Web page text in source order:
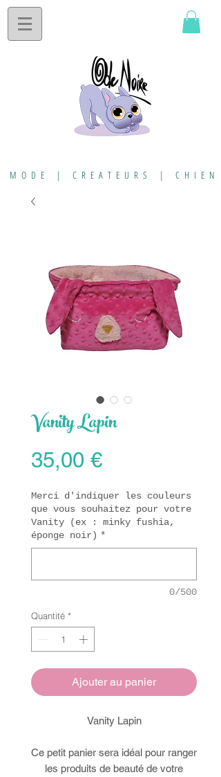
MODE | CREATEURS | CHIEN
Vanity Lapin
35,00 €Prix
Merci d'indiquer les couleurs
que vous souhaitez pour votre
Vanity (ex : minky fushia,
éponge noir) *
0/500
Quantité *
Ajouter au panier
Vanity Lapin
Ce petit panier sera idéal pour ranger
les produits de beauté de votre